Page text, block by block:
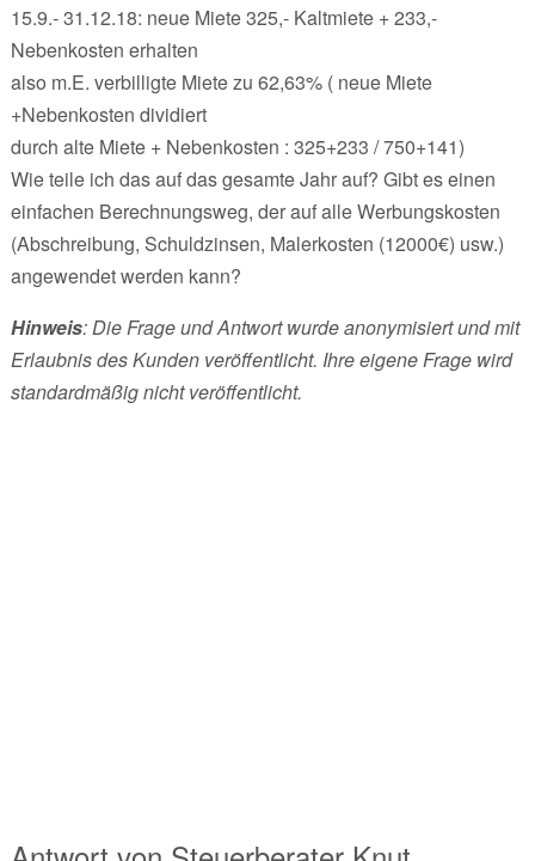
15.9.- 31.12.18: neue Miete 325,- Kaltmiete + 233,-
Nebenkosten erhalten
also m.E. verbilligte Miete zu 62,63% ( neue Miete
+Nebenkosten dividiert
durch alte Miete + Nebenkosten : 325+233 / 750+141)
Wie teile ich das auf das gesamte Jahr auf? Gibt es einen
einfachen Berechnungsweg, der auf alle Werbungskosten
(Abschreibung, Schuldzinsen, Malerkosten (12000€) usw.)
angewendet werden kann?
Hinweis: Die Frage und Antwort wurde anonymisiert und mit
Erlaubnis des Kunden veröffentlicht. Ihre eigene Frage wird
standardmäßig nicht veröffentlicht.